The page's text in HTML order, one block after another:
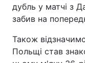
дубль у матчі з
забив на
Також
Польщі став